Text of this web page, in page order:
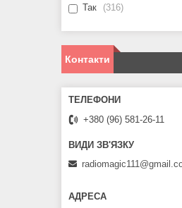
Так
316
Контакти
+380 (96) 581-26-11